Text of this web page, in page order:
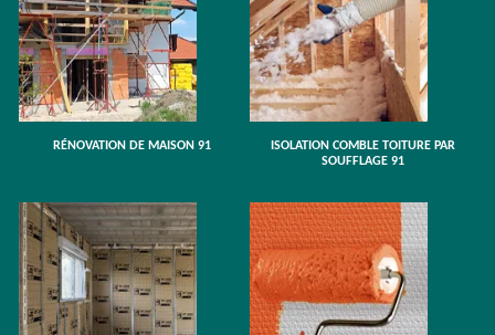
RÉNOVATION DE MAISON 91
ISOLATION COMBLE TOITURE PAR
SOUFFLAGE 91